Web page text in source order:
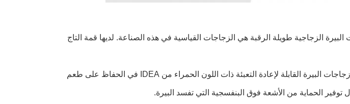
الزجاجية طويلة الرقبة هي الزجاجات القياسية في هذه الصناعة. لديها قمة التاج
يبقي البيرة طازجة لفترة أطول: تساعد زجاجات البيرة القابلة لإعادة التعبئة ذات اللون الحمراء من IDEA في الحفاظ على طعم
توفير الحماية من الأشعة فوق البنفسجية التي تفسد البيرة.